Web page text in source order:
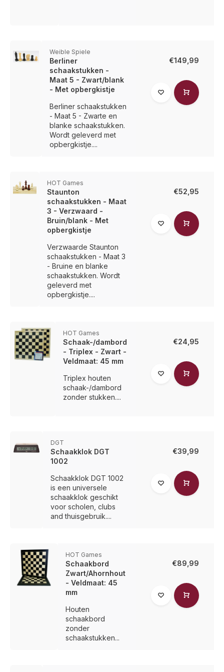
Weible Spiele
Berliner
schaakstukken -
Maat 5 - Zwart/blank
- Met opbergkistje
Berliner schaakstukken
- Maat 5 - Zwarte en
blanke schaakstukken.
Wordt geleverd met
opbergkistje....
€149,99
HOT Games
Staunton
schaakstukken - Maat
3 - Verzwaard -
Bruin/blank - Met
opbergkistje
Verzwaarde Staunton
schaakstukken - Maat 3
- Bruine en blanke
schaakstukken. Wordt
geleverd met
opbergkistje....
€52,95
HOT Games
Schaak-/dambord
- Triplex - Zwart -
Veldmaat: 45 mm
Triplex houten
schaak-/dambord
zonder stukken....
€24,95
DGT
Schaakklok DGT
1002
Schaakklok DGT 1002
is een universele
schaakklok geschikt
voor scholen, clubs
and thuisgebruik....
€39,99
HOT Games
Schaakbord
Zwart/Ahornhout
- Veldmaat: 45
mm
Houten
schaakbord
zonder
schaakstukken...
€89,99